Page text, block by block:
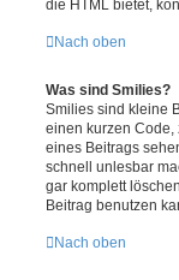
die HTML bietet,
Nach oben
Was sind Smilies?
Smilies sind kleine
einen kurzen Code,
eines Beitrags
schnell unlesbar
gar komplett
Beitrag benutzen
Nach oben